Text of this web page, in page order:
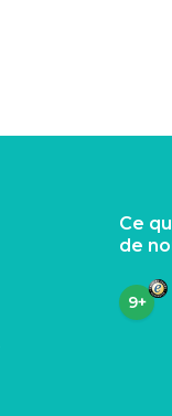
Ce
de
9+